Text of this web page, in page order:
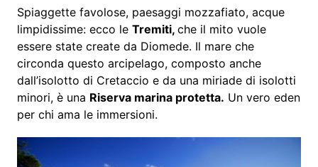
Spiaggette favolose, paesaggi mozzafiato, acque
limpidissime: ecco le Tremiti, che il mito vuole
essere state create da Diomede. Il mare che
circonda questo arcipelago, composto anche
dall’isolotto di Cretaccio e da una miriade di isolotti
minori, è una Riserva marina protetta. Un vero eden
per chi ama le immersioni.